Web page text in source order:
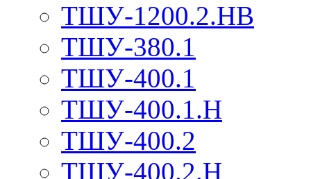
ТШУ-1200.2.НВ
ТШУ-380.1
ТШУ-400.1
ТШУ-400.1.Н
ТШУ-400.2
ТШУ-400.2.Н